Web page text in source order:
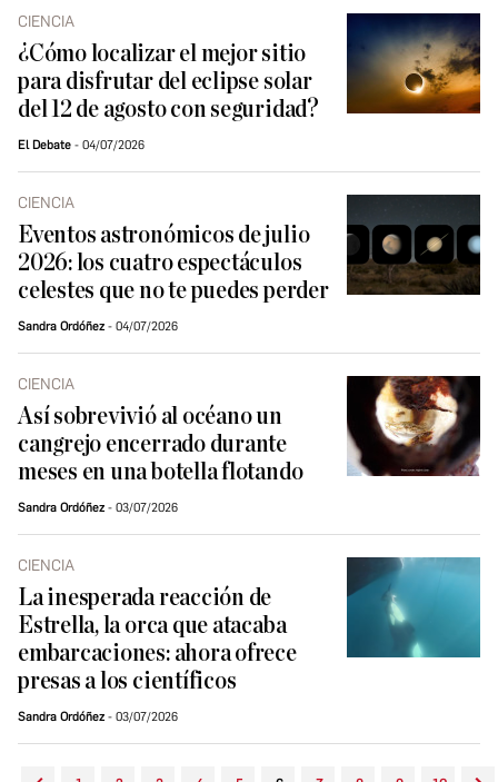
CIENCIA
¿Cómo localizar el mejor sitio
para disfrutar del eclipse solar
del 12 de agosto con seguridad?
El Debate 04/07/2026
CIENCIA
Eventos astronómicos de julio
2026: los cuatro espectáculos
celestes que no te puedes perder
Sandra Ordóñez 04/07/2026
CIENCIA
Así sobrevivió al océano un
cangrejo encerrado durante
meses en una botella flotando
Sandra Ordóñez 03/07/2026
CIENCIA
La inesperada reacción de
Estrella, la orca que atacaba
embarcaciones: ahora ofrece
presas a los científicos
Sandra Ordóñez 03/07/2026